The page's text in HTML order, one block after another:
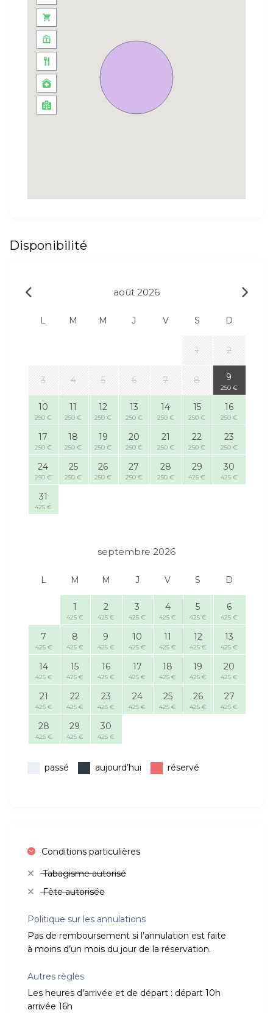
Disponibilité
août 2026
L M M J V S D
1 2
3 4 5 6 7 8 9
250 €
10
250 €
11
250 €
12
250 €
13
250 €
14
250 €
15
250 €
16
250 €
17
250 €
18
250 €
19
250 €
20
250 €
21
250 €
22
250 €
23
250 €
24
250 €
25
250 €
26
250 €
27
250 €
28
250 €
29
425 €
30
425 €
31
425 €
septembre 2026
L M M J V S D
1
425 €
2
425 €
3
425 €
4
425 €
5
425 €
6
425 €
7
425 €
8
425 €
9
425 €
10
425 €
11
425 €
12
425 €
13
425 €
14
425 €
15
425 €
16
425 €
17
425 €
18
425 €
19
425 €
20
425 €
21
425 €
22
425 €
23
425 €
24
425 €
25
425 €
26
425 €
27
425 €
28
425 €
29
425 €
30
425 €
passé aujourd’hui réservé
Conditions particulières
Tabagisme autorisé
Fête autorisée
Politique sur les annulations
Pas de remboursement si l’annulation est faite
à moins d’un mois du jour de la réservation.
Autres règles
Les heures d'arrivée et de départ : départ 10h
arrivée 16h